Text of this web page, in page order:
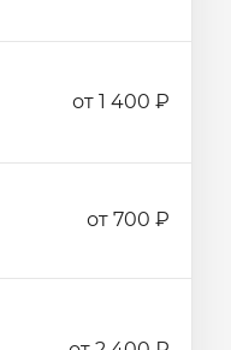
от 1 400 ₽
от 700 ₽